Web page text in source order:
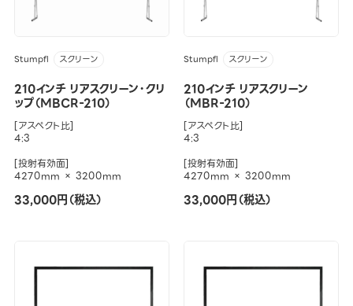
Stumpfl スクリーン
210インチ リアスクリーン・クリ
ップ（MBCR-210）
[アスペクト比]
4:3
[投射有効面]
4270mm × 3200mm
33,000円（税込）
Stumpfl スクリーン
210インチ リアスクリーン
（MBR-210）
[アスペクト比]
4:3
[投射有効面]
4270mm × 3200mm
33,000円（税込）